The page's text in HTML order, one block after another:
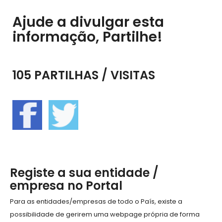
Ajude a divulgar esta
informação, Partilhe!
105 PARTILHAS / VISITAS
Registe a sua entidade /
empresa no Portal
Para as entidades/empresas de todo o País, existe a
possibilidade de gerirem uma webpage própria de forma